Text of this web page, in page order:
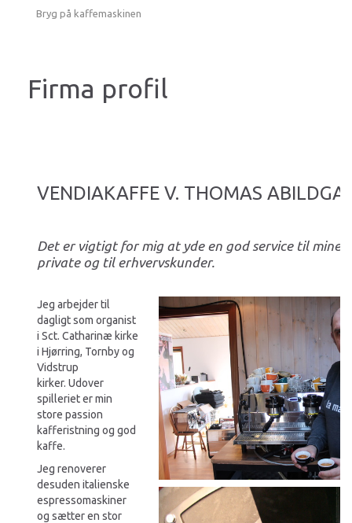
Bryg på kaffemaskinen
Firma profil
VENDIAKAFFE V. THOMAS
Det er vigtigt for mig at yde en god service til mine
private og til erhvervskunder.
Jeg arbejder til
dagligt som organist
i Sct. Catharinæ kirke
i Hjørring, Tornby og
Vidstrup
kirker. Udover
spilleriet er min
store passion
kafferistning og god
kaffe.
Jeg renoverer
desuden italienske
espressomaskiner
og sætter en stor